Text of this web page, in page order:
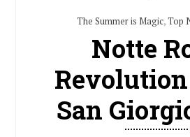
The Summer is Magic,Top
Notte
San